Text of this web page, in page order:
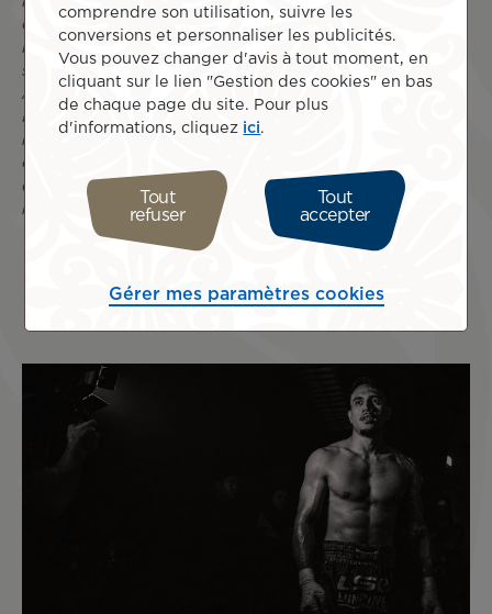
océans. Cette année marque également une étape
importante dans mon parcours, rendue possible grâce au
soutien d’Air Tahiti Nui, partenaire de ces projets. Grâce à
Air Tahiti Nui, je peux aujourd’hui me déplacer hors de la
Polynésie et porter plus loin ces histoires et cette richesse
marine. Je tiens à vous remercier sincèrement pour la
confiance et l’engagement à mes côtés dans cette
démarche de valorisation et de sensibilisation autour de
nos océans. »
comprendre son utilisation, suivre les
conversions et personnaliser les publicités.
Vous pouvez changer d'avis à tout moment, en
cliquant sur le lien "Gestion des cookies" en bas
de chaque page du site. Pour plus
d'informations, cliquez ici
Tout
refuser
Tout
accepter
Gérer mes paramètres cookies